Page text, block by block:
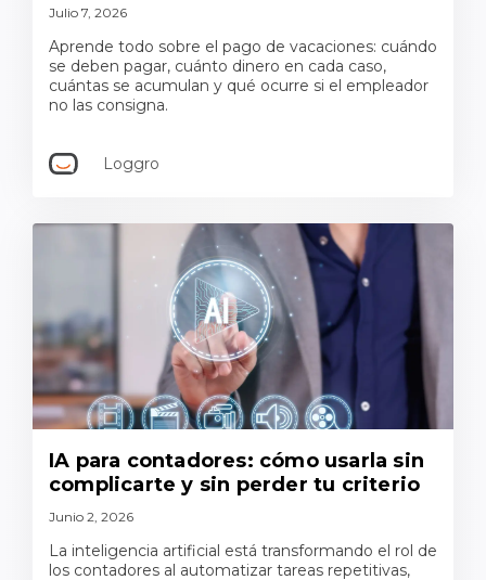
Julio 7, 2026
Aprende todo sobre el pago de vacaciones: cuándo
se deben pagar, cuánto dinero en cada caso,
cuántas se acumulan y qué ocurre si el empleador
no las consigna.
Loggro
IA para contadores: cómo usarla sin
complicarte y sin perder tu criterio
Junio 2, 2026
La inteligencia artificial está transformando el rol de
los contadores al automatizar tareas repetitivas,